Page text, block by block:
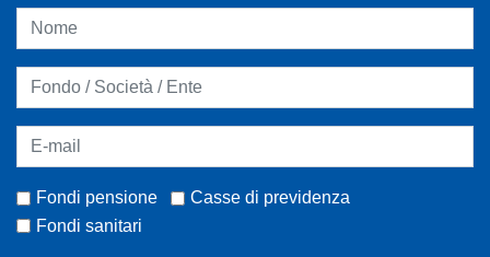
Fondi pensione
Casse di previdenza
Fondi sanitari